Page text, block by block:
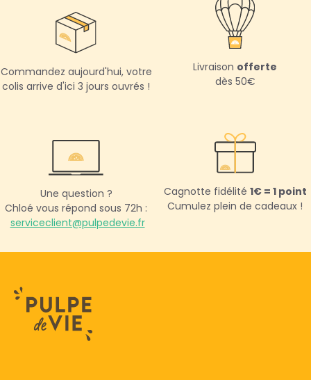
Commandez aujourd'hui, votre
colis arrive d'ici 3 jours ouvrés !
Livraison offerte
dès 50€
Une question ?
Chloé vous répond sous 72h :
serviceclient@pulpedevie.fr
Cagnotte fidélité 1€ = 1 point
Cumulez plein de cadeaux !